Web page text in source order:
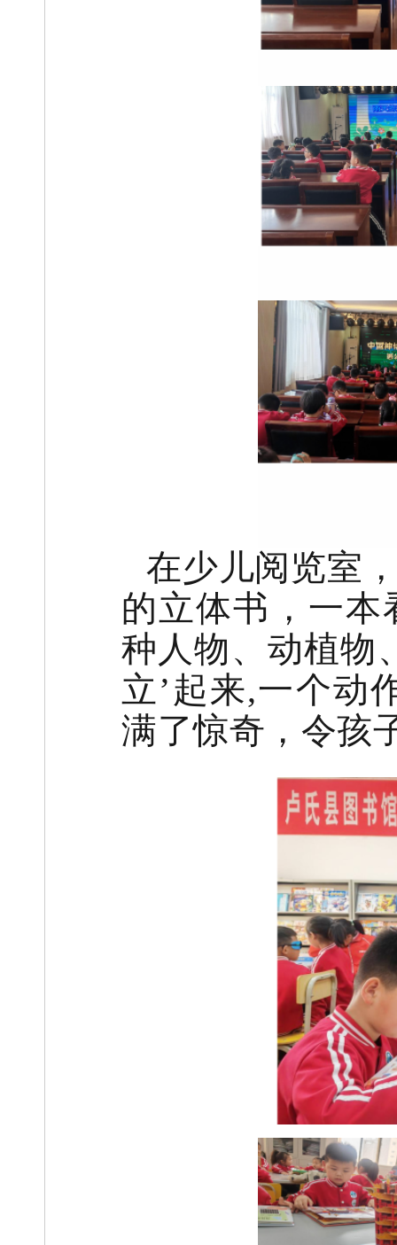
在少儿阅览室
的立体书，一
种人物、动植物
立’起来,一个动
满了惊奇，令孩